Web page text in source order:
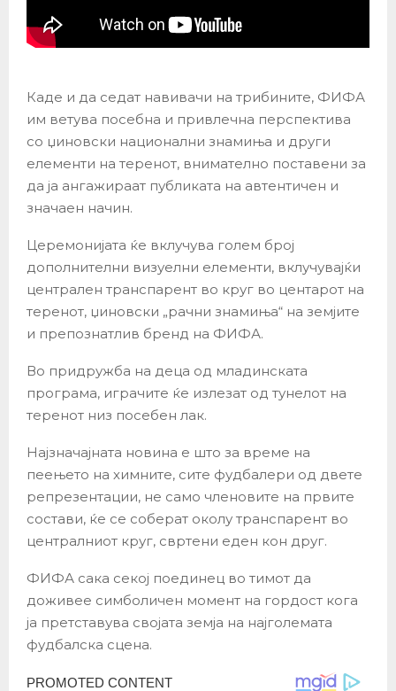
Каде и да седат навивачи на трибините, ФИФА
им ветува посебна и привлечна перспектива
со џиновски национални знамиња и други
елементи на теренот, внимателно поставени за
да ја ангажираат публиката на автентичен и
значаен начин.
Церемонијата ќе вклучува голем број
дополнителни визуелни елементи, вклучувајќи
централен транспарент во круг во центарот на
теренот, џиновски „рачни знамиња“ на земјите
и препознатлив бренд на ФИФА.
Во придружба на деца од младинската
програма, играчите ќе излезат од тунелот на
теренот низ посебен лак.
Најзначајната новина е што за време на
пеењето на химните, сите фудбалери од двете
репрезентации, не само членовите на првите
состави, ќе се соберат околу транспарент во
централниот круг, свртени еден кон друг.
ФИФА сака секој поединец во тимот да
доживее симболичен момент на гордост кога
ја претставува својата земја на најголемата
фудбалска сцена.